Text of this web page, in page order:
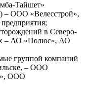
Тайшет»
– ООО «Велесстрой»,
в Северо-
– АО «Полюс», АО
группой компаний
– ООО
ООО